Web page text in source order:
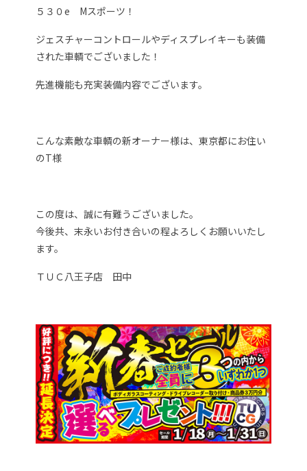
５３０e Mスポーツ！
ジェスチャーコントロールやディスプレイキーも装備
された車輌でございました！
先進機能も充実装備内容でございます。
こんな素敵な車輌の新オーナー様は、東京都にお住い
のT様
この度は、誠に有難うございました。
今後共、末永いお付き合いの程よろしくお願いいたし
ます。
ＴＵＣ八王子店 田中